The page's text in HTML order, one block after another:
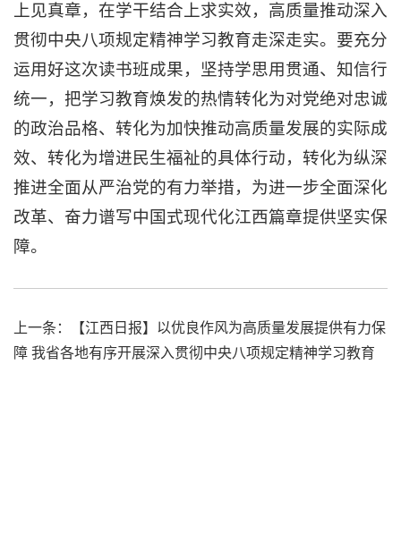
上见真章，在学干结合上求实效，高质量推动深入
贯彻中央八项规定精神学习教育走深走实。要充分
运用好这次读书班成果，坚持学思用贯通、知信行
统一，把学习教育焕发的热情转化为对党绝对忠诚
的政治品格、转化为加快推动高质量发展的实际成
效、转化为增进民生福祉的具体行动，转化为纵深
推进全面从严治党的有力举措，为进一步全面深化
改革、奋力谱写中国式现代化江西篇章提供坚实保
障。
上一条：
【江西日报】以优良作风为高质量发展提供有力保
障 我省各地有序开展深入贯彻中央八项规定精神学习教育